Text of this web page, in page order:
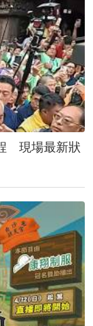
現場最新狀